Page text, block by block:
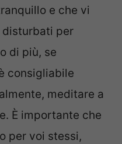
e che vi
disturbati per
di più, se
consigliabile
meditare a
È importante che
per voi stessi,